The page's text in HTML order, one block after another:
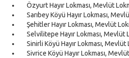
Özyurt Hayır Lokması, Mevlüt
Sarıbey Köyü Hayır Lokması,
Şehitler Hayır Lokması, Mevlüt
Selvilitepe Hayır Lokması, Mevlüt
Sinirli Köyü Hayır Lokması, Mevlüt
Sivrice Köyü Hayır Lokması,